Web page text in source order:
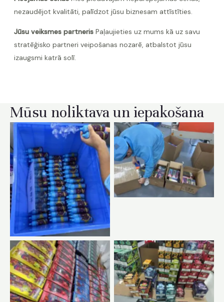
nezaudējot kvalitāti, palīdzot jūsu biznesam attīstīties.
Jūsu veiksmes partneris Paļaujieties uz mums kā uz savu
stratēģisko partneri veipošanas nozarē, atbalstot jūsu
izaugsmi katrā solī.
Mūsu noliktava un iepakošana
Nav paraksta
Nav paraksta
Nav paraksta